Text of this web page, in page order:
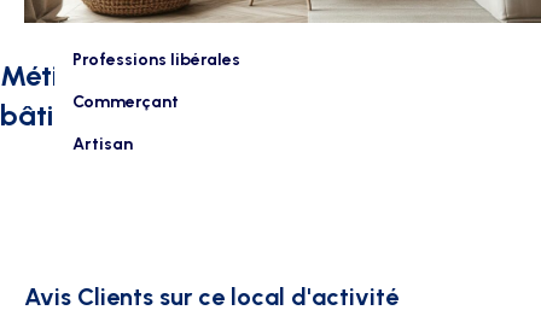
Métiers intéressés par ce type de
bâtiment :
Professions libérales
Commerçant
Artisan
Avis Clients sur ce local d'activité